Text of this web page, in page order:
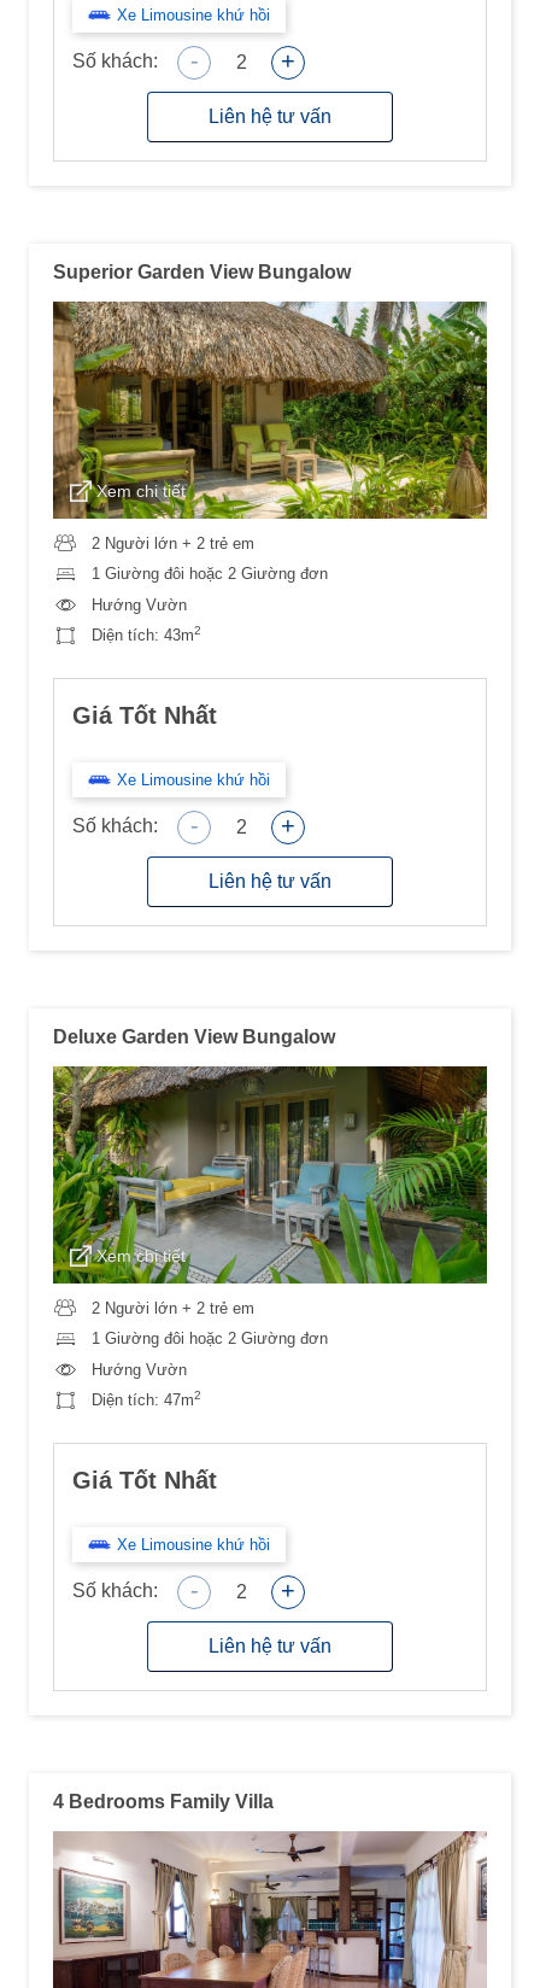
Xe Limousine khứ hồi
Số khách: - 2 +
Liên hệ tư vấn
Superior Garden View Bungalow
Xem chi tiết
2 Người lớn + 2 trẻ em
1 Giường đôi hoặc 2 Giường đơn
Hướng Vườn
Diện tích: 43m2
Giá Tốt Nhất
Xe Limousine khứ hồi
Số khách: - 2 +
Liên hệ tư vấn
Deluxe Garden View Bungalow
Xem chi tiết
2 Người lớn + 2 trẻ em
1 Giường đôi hoặc 2 Giường đơn
Hướng Vườn
Diện tích: 47m2
Giá Tốt Nhất
Xe Limousine khứ hồi
Số khách: - 2 +
Liên hệ tư vấn
4 Bedrooms Family Villa